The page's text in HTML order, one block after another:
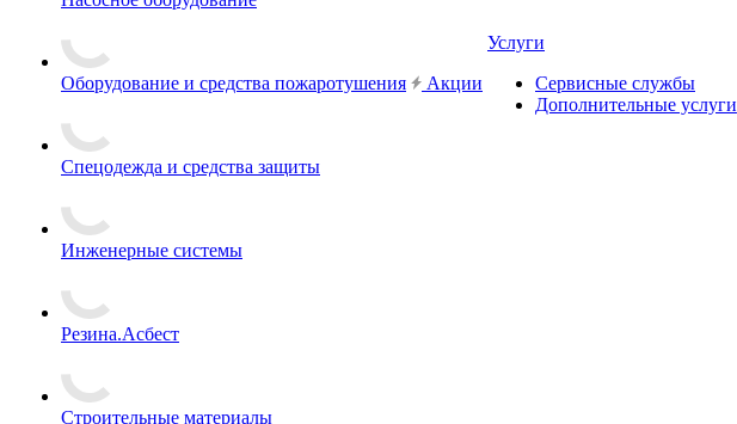
Оборудование и средства пожаротушения
Спецодежда и средства защиты
Инженерные системы
Резина.Асбест
Строительные материалы
Акции
Услуги
Сервисные службы
Дополнительные услуги